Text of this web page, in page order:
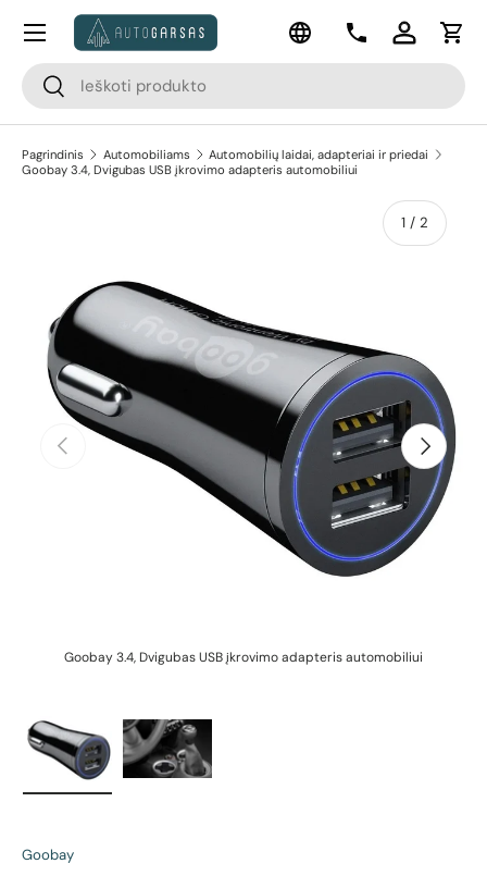
Pereiti prie turinio
Paieška
Paieška
Kalba
KontaktaiPrisijungti
Meniu
Pagrindinis Automobiliams
Automobilių laidai, adapteriai ir priedai
Goobay 3.4, Dvigubas USB įkrovimo adapteris automobiliui
Goobay 3.4, Dvigubas USB įkrovimo adapteris automobiliui
Ankstesnis
1 / apie
2
Kitas
Goobay